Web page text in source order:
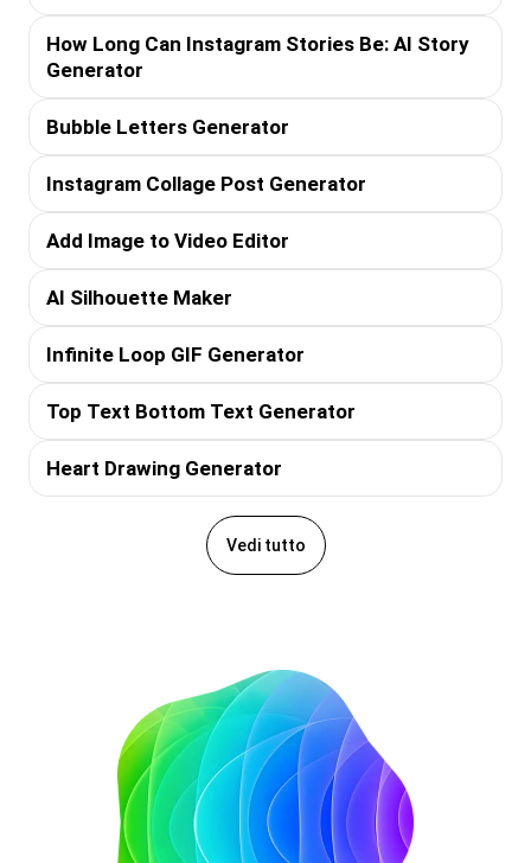
How Long Can Instagram Stories Be: AI Story
Generator
Bubble Letters Generator
Instagram Collage Post Generator
Add Image to Video Editor
AI Silhouette Maker
Infinite Loop GIF Generator
Top Text Bottom Text Generator
Heart Drawing Generator
Vedi tutto